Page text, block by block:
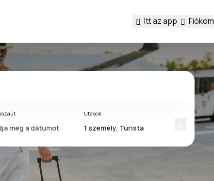
Itt az app Fiókom
Utasok